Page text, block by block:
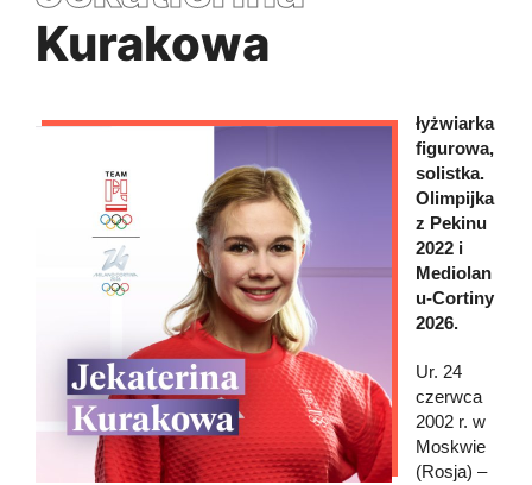
Kurakowa
łyżwiarka
figurowa,
solistka.
Olimpijka
z Pekinu
2022 i
Mediolan
u-Cortiny
2026.
Ur. 24
czerwca
2002 r. w
Moskwie
(Rosja) –